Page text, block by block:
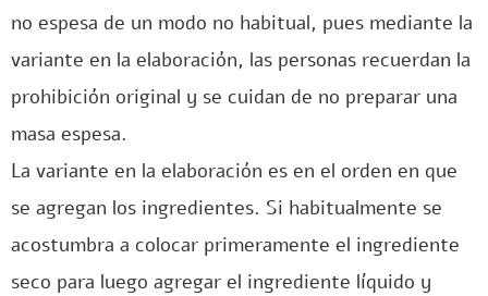
no espesa de un modo no habitual, pues mediante la
variante en la elaboración, las personas recuerdan la
prohibición original y se cuidan de no preparar una
masa espesa.
La variante en la elaboración es en el orden en que
se agregan los ingredientes. Si habitualmente se
acostumbra a colocar primeramente el ingrediente
seco para luego agregar el ingrediente líquido y